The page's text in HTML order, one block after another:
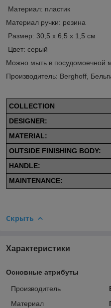
Материал: пластик
Материал ручки: резина
Размер: 30,5 x 6,5 x 1,5 см
Цвет: серый
Можно мыть в посудомоечной
Производитель: Berghoff,
COLLECTION
DESIGNER:
MATERIAL:
OUTSIDE FINISHING BODY:
HANDLE:
MAINTENANCE:
Скрыть
Характеристики
Основные атрибуты
Производитель
Материал